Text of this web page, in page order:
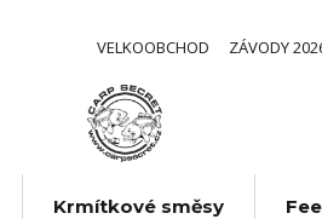
VELKOOBCHOD ZÁVODY
Krmítkové směsy